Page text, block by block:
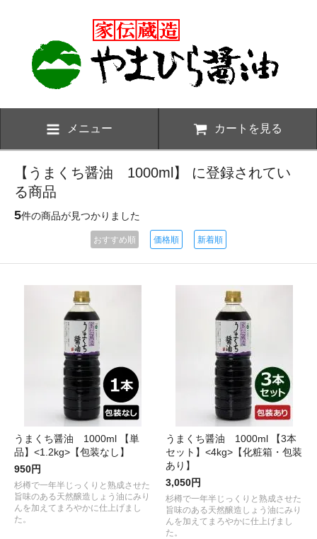
メニュー カートを見る
【うまくち醤油 1000ml】 に登録されてい
る商品
5件の商品が見つかりました
おすすめ順 価格順 新着順
うまくち醤油 1000ml 【単
品】<1.2kg>【包装なし】
950円
杉樽で一年半じっくりと熟成させた
旨味のある天然醸造しょう油にみり
んを加えてまろやかに仕上げまし
た。
うまくち醤油 1000ml 【3本
セット】<4kg>【化粧箱・包装
あり】
3,050円
杉樽で一年半じっくりと熟成させた
旨味のある天然醸造しょう油にみり
んを加えてまろやかに仕上げまし
た。